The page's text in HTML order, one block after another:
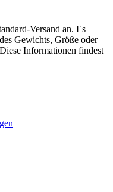
Versand an. Es
Gewichts, Größe oder
Informationen findest